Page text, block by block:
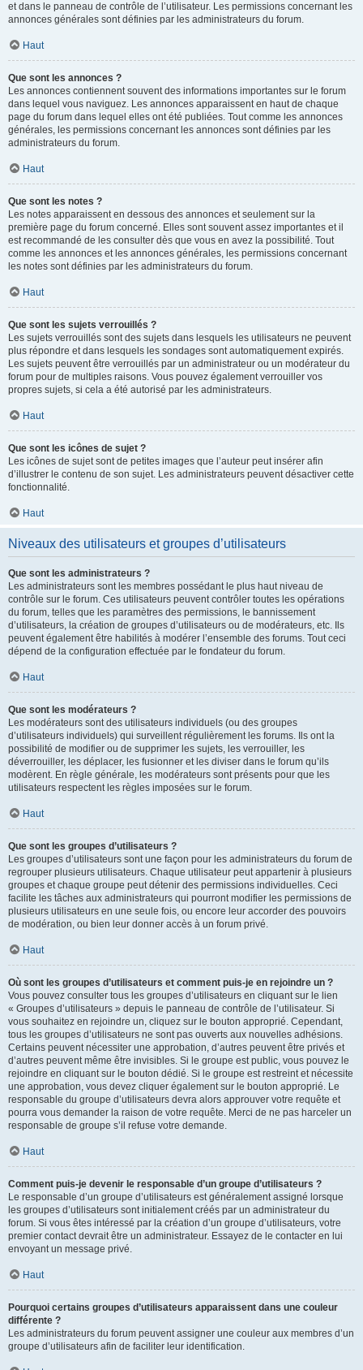
et dans le panneau de contrôle de l’utilisateur. Les permissions concernant les
annonces générales sont définies par les administrateurs du forum.
Haut
Que sont les annonces ?
Les annonces contiennent souvent des informations importantes sur le forum
dans lequel vous naviguez. Les annonces apparaissent en haut de chaque
page du forum dans lequel elles ont été publiées. Tout comme les annonces
générales, les permissions concernant les annonces sont définies par les
administrateurs du forum.
Haut
Que sont les notes ?
Les notes apparaissent en dessous des annonces et seulement sur la
première page du forum concerné. Elles sont souvent assez importantes et il
est recommandé de les consulter dès que vous en avez la possibilité. Tout
comme les annonces et les annonces générales, les permissions concernant
les notes sont définies par les administrateurs du forum.
Haut
Que sont les sujets verrouillés ?
Les sujets verrouillés sont des sujets dans lesquels les utilisateurs ne peuvent
plus répondre et dans lesquels les sondages sont automatiquement expirés.
Les sujets peuvent être verrouillés par un administrateur ou un modérateur du
forum pour de multiples raisons. Vous pouvez également verrouiller vos
propres sujets, si cela a été autorisé par les administrateurs.
Haut
Que sont les icônes de sujet ?
Les icônes de sujet sont de petites images que l’auteur peut insérer afin
d’illustrer le contenu de son sujet. Les administrateurs peuvent désactiver cette
fonctionnalité.
Haut
Niveaux des utilisateurs et groupes d’utilisateurs
Que sont les administrateurs ?
Les administrateurs sont les membres possédant le plus haut niveau de
contrôle sur le forum. Ces utilisateurs peuvent contrôler toutes les opérations
du forum, telles que les paramètres des permissions, le bannissement
d’utilisateurs, la création de groupes d’utilisateurs ou de modérateurs, etc. Ils
peuvent également être habilités à modérer l’ensemble des forums. Tout ceci
dépend de la configuration effectuée par le fondateur du forum.
Haut
Que sont les modérateurs ?
Les modérateurs sont des utilisateurs individuels (ou des groupes
d’utilisateurs individuels) qui surveillent régulièrement les forums. Ils ont la
possibilité de modifier ou de supprimer les sujets, les verrouiller, les
déverrouiller, les déplacer, les fusionner et les diviser dans le forum qu’ils
modèrent. En règle générale, les modérateurs sont présents pour que les
utilisateurs respectent les règles imposées sur le forum.
Haut
Que sont les groupes d’utilisateurs ?
Les groupes d’utilisateurs sont une façon pour les administrateurs du forum de
regrouper plusieurs utilisateurs. Chaque utilisateur peut appartenir à plusieurs
groupes et chaque groupe peut détenir des permissions individuelles. Ceci
facilite les tâches aux administrateurs qui pourront modifier les permissions de
plusieurs utilisateurs en une seule fois, ou encore leur accorder des pouvoirs
de modération, ou bien leur donner accès à un forum privé.
Haut
Où sont les groupes d’utilisateurs et comment puis-je en rejoindre un ?
Vous pouvez consulter tous les groupes d’utilisateurs en cliquant sur le lien
« Groupes d’utilisateurs » depuis le panneau de contrôle de l’utilisateur. Si
vous souhaitez en rejoindre un, cliquez sur le bouton approprié. Cependant,
tous les groupes d’utilisateurs ne sont pas ouverts aux nouvelles adhésions.
Certains peuvent nécessiter une approbation, d’autres peuvent être privés et
d’autres peuvent même être invisibles. Si le groupe est public, vous pouvez le
rejoindre en cliquant sur le bouton dédié. Si le groupe est restreint et nécessite
une approbation, vous devez cliquer également sur le bouton approprié. Le
responsable du groupe d’utilisateurs devra alors approuver votre requête et
pourra vous demander la raison de votre requête. Merci de ne pas harceler un
responsable de groupe s’il refuse votre demande.
Haut
Comment puis-je devenir le responsable d’un groupe d’utilisateurs ?
Le responsable d’un groupe d’utilisateurs est généralement assigné lorsque
les groupes d’utilisateurs sont initialement créés par un administrateur du
forum. Si vous êtes intéressé par la création d’un groupe d’utilisateurs, votre
premier contact devrait être un administrateur. Essayez de le contacter en lui
envoyant un message privé.
Haut
Pourquoi certains groupes d’utilisateurs apparaissent dans une couleur
différente ?
Les administrateurs du forum peuvent assigner une couleur aux membres d’un
groupe d’utilisateurs afin de faciliter leur identification.